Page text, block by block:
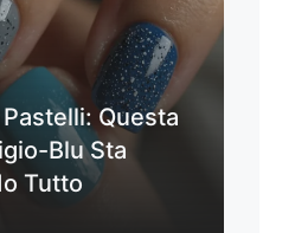
Questa
Blu Sta
Tutto